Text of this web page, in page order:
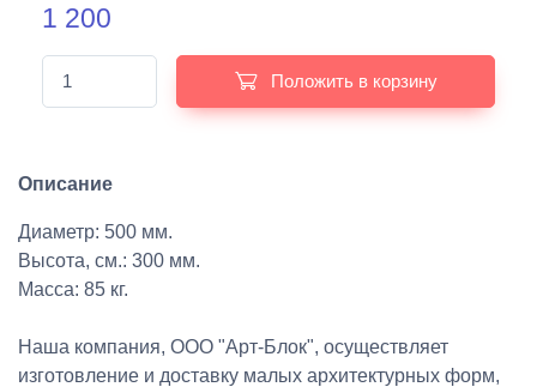
1 200
Положить в корзину
Описание
Диаметр: 500 мм.
Высота, см.: 300 мм.
Масса: 85 кг.
Наша компания, ООО "Арт-Блок", осуществляет
изготовление и доставку малых архитектурных форм,